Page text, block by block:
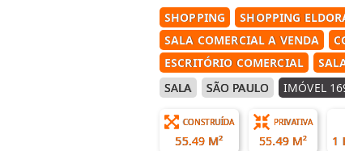
SHOPPING SHOPPING
SALA COMERCIAL A VENDA
ESCRITÓRIO COMERCIAL
SALA
SÃO PAULO IMÓVEL
CONSTRUÍDA
55.49 M²
PRIVATIVA
55.49 M² 1